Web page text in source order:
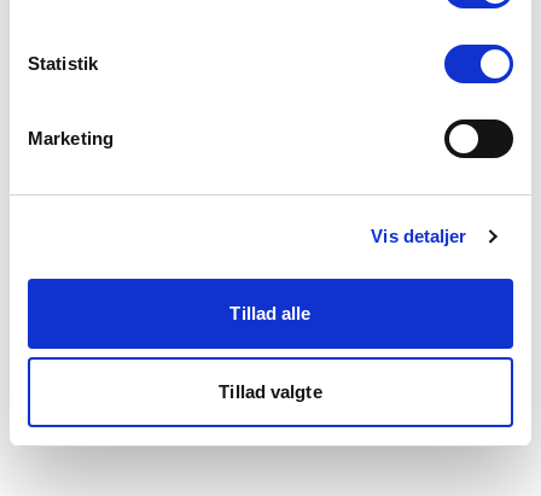
Statistik
Marketing
Vis detaljer
Tillad alle
Tillad valgte